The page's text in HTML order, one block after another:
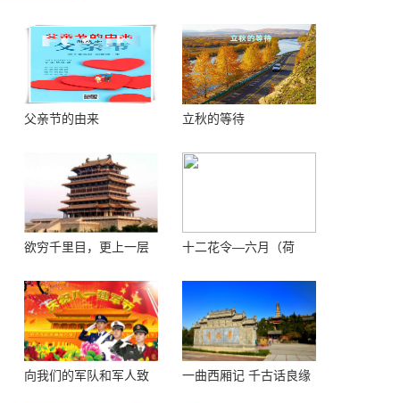
父亲节的由来 立秋的等待
欲穷千里目，更上一层
十二花令—六月（荷
向我们的军队和军人致
一曲西厢记 千古话良缘